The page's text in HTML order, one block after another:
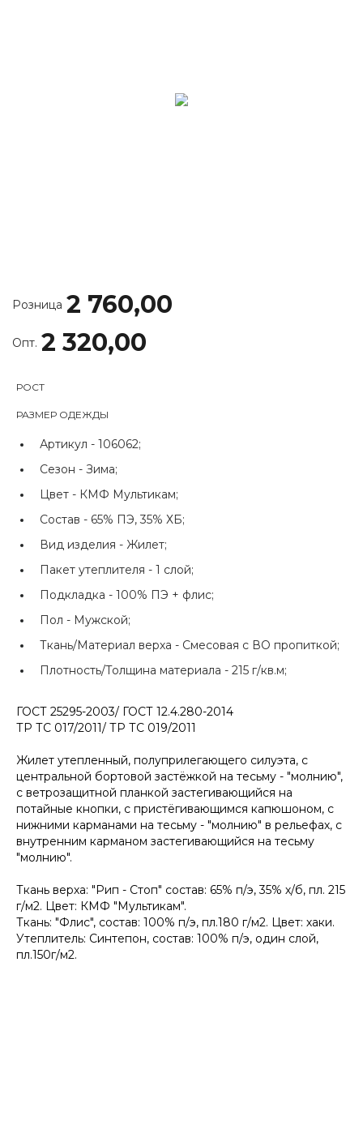
Розница 2 760,00
Опт. 2 320,00
РОСТ
РАЗМЕР ОДЕЖДЫ
Артикул - 106062;
Сезон - Зима;
Цвет - КМФ Мультикам;
Состав - 65% ПЭ, 35% ХБ;
Вид изделия - Жилет;
Пакет утеплителя - 1 слой;
Подкладка - 100% ПЭ + флис;
Пол - Мужской;
Ткань/Материал верха - Смесовая с ВО пропиткой;
Плотность/Толщина материала - 215 г/кв.м;
ГОСТ 25295-2003/ ГОСТ 12.4.280-2014
ТР ТС 017/2011/ ТР ТС 019/2011
Жилет утепленный, полуприлегающего силуэта, с
центральной бортовой застёжкой на тесьму - "молнию",
с ветрозащитной планкой застегивающийся на
потайные кнопки, с пристёгивающимся капюшоном, с
нижними карманами на тесьму - "молнию" в рельефах, с
внутренним карманом застегивающийся на тесьму
"молнию".
Ткань верха: "Рип - Стоп" состав: 65% п/э, 35% х/б, пл. 215
г/м2. Цвет: КМФ "Мультикам".
Ткань: "Флис", состав: 100% п/э, пл.180 г/м2. Цвет: хаки.
Утеплитель: Синтепон, состав: 100% п/э, один слой,
пл.150г/м2.